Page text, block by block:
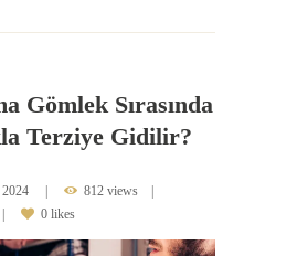
Gömlek Sırasında
Terziye Gidilir?
812 views
0 likes